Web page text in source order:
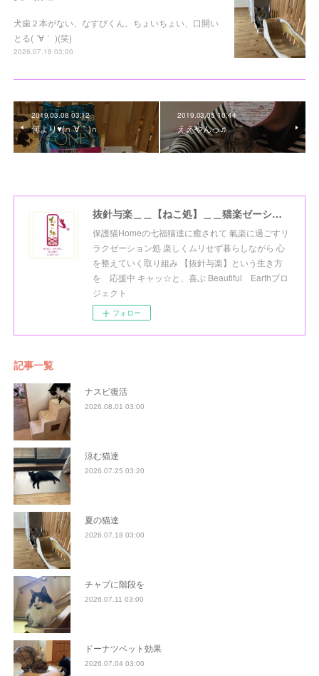
犬歯２本がない、なすびくん。ちょいちょい、口開い
とる( ´∀｀ )(笑)
2026.07.18 03:00
2019.03.08 03:12
何より♥(∩´∀｀)∩
2019.03.05 10:44
ええやんっ♬
抜針与楽＿＿【ねこ処】＿＿猫楽ゼーションHome☆
保護猫Homeの七福猫達に癒されて 氣楽に過ごすリ
ラクゼーション処 楽しくムリせず暮らしながら 心
を整えていく取り組み 【抜針与楽】という生き方
を 応援中 キャッ☆と、喜ぶ Beautiful Earthプロ
ジェクト
フォロー
記事一覧
ナスビ復活
2026.08.01 03:00
涼む猫達
2026.07.25 03:20
夏の猫達
2026.07.18 03:00
チャプに階段を
2026.07.11 03:00
ドーナツベット効果
2026.07.04 03:00